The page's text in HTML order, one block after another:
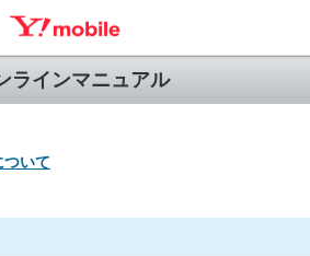
ラインマニュアル
ついて